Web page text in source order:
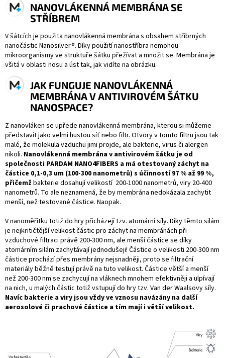
NANOVLÁKENNÁ MEMBRÁNA SE
STŘÍBREM
V šátcích je použita nanovlákenná membrána s obsahem stříbrných
nanočástic Nanosilver®. Díky použití nanostříbra nemohou
mikroorganismy ve struktuře šátku přežívat a množit se. Membrána je
všitá v oblasti nosu a úst tak, jak vidíte na obrázku.
JAK FUNGUJE NANOVLÁKENNÁ
MEMBRÁNA V ANTIVIROVÉM ŠÁTKU
NANOSPACE?
Z nanovláken se upřede nanovlákenná membrána, kterou si můžeme
představit jako velmi hustou síť nebo filtr. Otvory v tomto filtru jsou tak
malé, že molekula vzduchu jimi projde, ale bakterie, virus či alergen
nikoli. Nanovlákenná membrána v antivirovém šátku je od
společnosti PARDAM NANO4FIBERS a má otestovaný záchyt na
částice 0,1-0,3 um (100-300 nanometrů) s účinností 97 % až 99 %,
přičemž bakterie dosahují velikostí 200-1000 nanometrů, viry 20-400
nanometrů. To ale neznamená, že by membrána nedokázala zachytit
menší, než testované částice. Naopak.
V nanoměřítku totiž do hry přicházejí tzv. atomární síly. Díky těmto silám
je nejkritičtější velikost částic pro záchyt na membránách při
vzduchové filtraci právě 200-300 nm, ale menší částice se díky
atomárním silám zachytávají jednodušeji! Částice o velikosti 200-300 nm
částice prochází přes membrány nejsnadněji, proto se filtrační
materiály běžně testují právě na tuto velikost. Částice větší a menší
než 200-300 nm se zachycují na vláknech mnohem efektivněji a ulpívají
na nich, u malých částic totiž vstupují do hry tzv. Van der Waalsovy síly.
Navíc bakterie a viry jsou vždy ve vznosu navázány na další
aerosolové či prachové částice a tím mají i větší velikost.